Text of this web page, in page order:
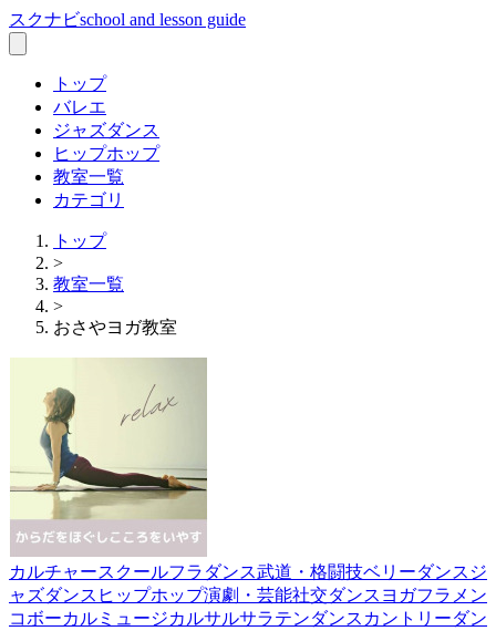
スクナビschool and lesson guide
トップ
バレエ
ジャズダンス
ヒップホップ
教室一覧
カテゴリ
トップ
>
教室一覧
>
おさやヨガ教室
カルチャースクールフラダンス武道・格闘技ベリーダンス ジ
ャズダンス ヒップホップ演劇・芸能社交ダンス ヨガフラメン
コ ボーカル ミュージカルサルサラテンダンス カントリーダン